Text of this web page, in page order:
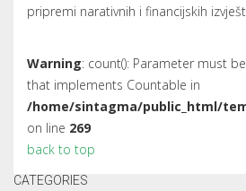
pripremi narativnih i financijskih
Warning: count(): Parameter must
that implements Countable in
/home/sintagma/public_html/
on line 269
back to top
CATEGORIES